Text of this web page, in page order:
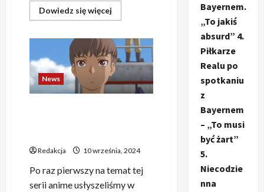
Dowiedz się więcej
się
Powrót
dusz
w
Bleach
–
Rangiku
Matsumoto
News
Redakcja 10 września, 2024
Po raz pierwszy na temat tej
serii anime usłyszeliśmy w
Bayernem.
„To jakiś
absurd” 4.
Piłkarze
Realu po
spotkaniu
z
Bayernem
– „To musi
być żart”
5.
Niecodzie
nna